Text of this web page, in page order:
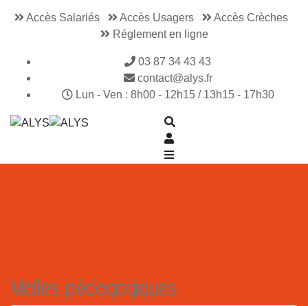
Accès Salariés Accès Usagers
Accès Crèches
Réglement en ligne
03 87 34 43 43
contact@alys.fr
Lun - Ven : 8h00 - 12h15 / 13h15 - 17h30
Malles pédagogiques